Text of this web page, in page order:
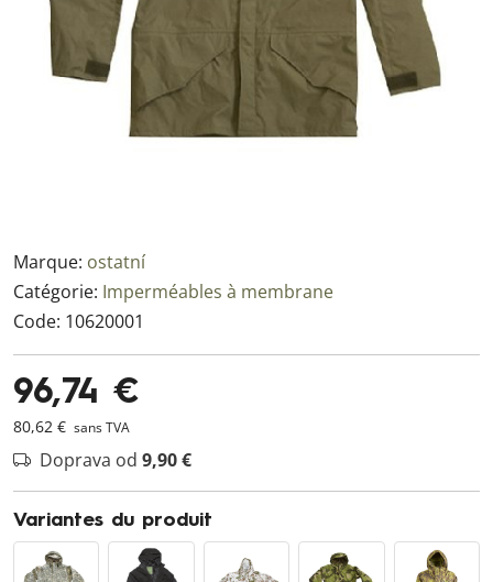
Marque: ostatní
Catégorie: Imperméables à membrane
Code: 10620001
96,74 €
80,62 € sans TVA
Doprava od 9,90 €
Variantes du produit